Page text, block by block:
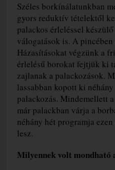
Széles borkínálatunkban
gyors reduktív tételektől
palackos érleléssel
válogatások is. A
Házasításokat végzünk a
érlelésű borokat fejtjük ki
zajlanak a palackozások.
lassabban kopott ki
palackozás. Mindemellett
már palackban várja a
néhány hét programja
lesz.
Milyennek volt mondható